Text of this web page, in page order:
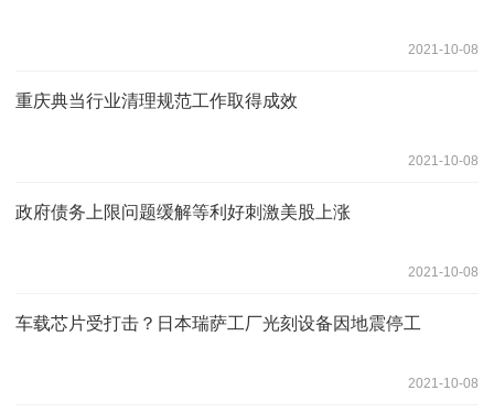
2021-10-08
重庆典当行业清理规范工作取得成效
2021-10-08
政府债务上限问题缓解等利好刺激美股上涨
2021-10-08
车载芯片受打击？日本瑞萨工厂光刻设备因地震停工
2021-10-08